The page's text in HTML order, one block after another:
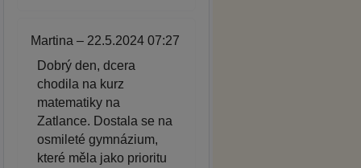
Martina – 22.5.2024 07:27
Dobrý den, dcera
chodila na kurz
matematiky na
Zatlance. Dostala se na
osmileté gymnázium,
které měla jako prioritu